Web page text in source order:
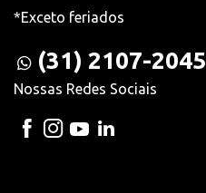
*Exceto feriados
(31) 2107-2045
Nossas Redes Sociais